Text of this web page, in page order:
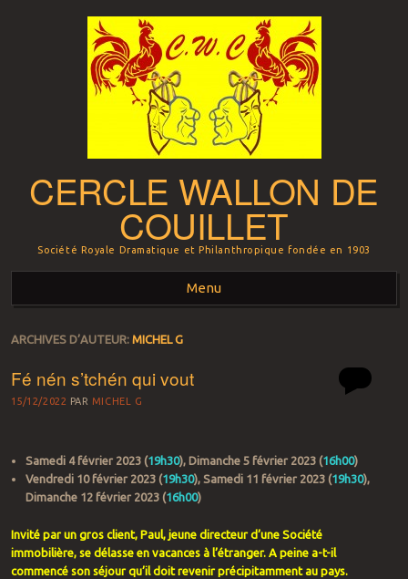
CERCLE WALLON DE
COUILLET
Société Royale Dramatique et Philanthropique fondée en 1903
Menu
Aller au contenu principal
ARCHIVES D’AUTEUR: MICHEL G
Fé nén s’tchén qui vout
15/12/2022 PAR MICHEL G
Samedi 4 février 2023 (19h30), Dimanche 5 février 2023 (16h00)
Vendredi 10 février 2023 (19h30), Samedi 11 février 2023 (19h30),
Dimanche 12 février 2023 (16h00)
Invité par un gros client, Paul, jeune directeur d’une Société
immobilière, se délasse en vacances à l’étranger. A peine a-t-il
commencé son séjour qu’il doit revenir précipitamment au pays.